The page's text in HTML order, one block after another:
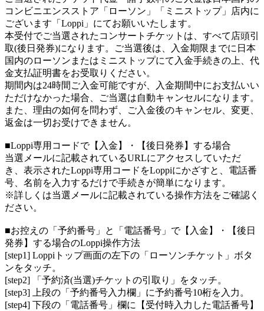
コンビニエンスストア「ローソン」「ミニストップ」店内に
ございます「Loppi」にてお願いいたします。
本受付でご当選されたコンサートチケットは、すべて店頭引
取(後日発券)になります。ご当選後は、入金期限までに日本
国内のローソンまたはミニストップにて入金手続きの上、代
金支払証明書をお受取りください。
期間内は24時間ご入金可能ですが、入金期間中にお支払いい
ただけなかった場合、ご当選は自動キャンセルになります。
また、理由の如何を問わず、ご入金後のキャンセル、変更、
返金は一切お受けできません。
■Loppi専用コードで【入金】・【後日発券】する場合
当選メールに記載されているURLにアクセスしていただ
き、表示されたLoppi専用コードをLoppiにかざすと、電話番
号、名前を入力するだけで手続きが簡単になります。
※詳しくは当選メールに記載されている操作方法をご確認く
ださい。
■お控えの「予約番号」と「電話番号」で【入金】・【後日
発券】する場合のLoppi操作方法
[step1] Loppiトップ画面の左下の「ローソンチケット」ボタ
ンをタッチ。
[step2] 「予約済(当選)チケットの引取り」をタッチ。
[step3] 上段の「予約番号入力欄」に予約番号10桁を入力。
[step4] 下段の「電話番号」欄に【受付時入力した電話番号】